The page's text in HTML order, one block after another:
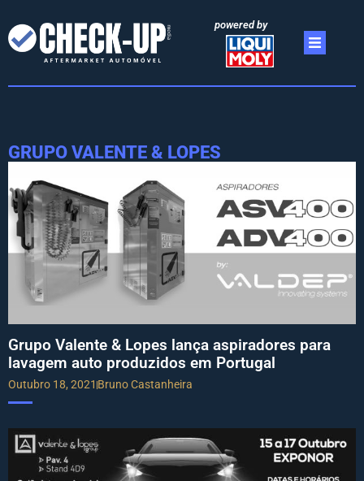
powered by
GRUPO VALENTE & LOPES
Grupo Valente & Lopes lança aspiradores para
lavagem auto produzidos em Portugal
Outubro 18, 2021 Bruno Castanheira